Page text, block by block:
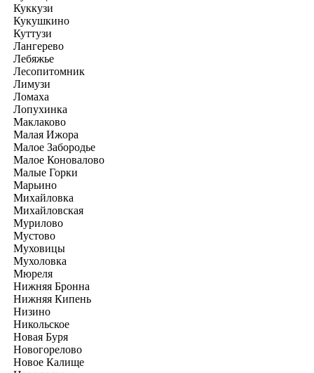
Куккузи
Кукушкино
Куттузи
Лангерево
Лебяжье
Лесопитомник
Лимузи
Ломаха
Лопухинка
Маклаково
Малая Ижора
Малое Забородье
Малое Коновалово
Малые Горки
Марьино
Михайловка
Михайловская
Мурилово
Мустово
Муховицы
Мухоловка
Мюреля
Нижняя Бронна
Нижняя Кипень
Низино
Никольское
Новая Буря
Новогорелово
Новое Калище